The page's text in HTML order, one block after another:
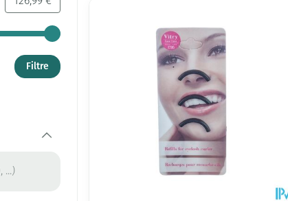
et droite pour ajuster les valeurs minimales et
Filtre